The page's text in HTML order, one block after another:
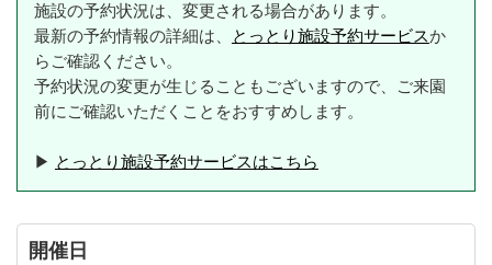
施設の予約状況は、変更される場合があります。
最新の予約情報の詳細は、
とっとり施設予約サービスか
らご確認ください。
予約状況の変更が生じることもございますので、ご来園
前にご確認いただくことをおすすめします。
▶ とっとり施設予約サービスはこちら
開催日